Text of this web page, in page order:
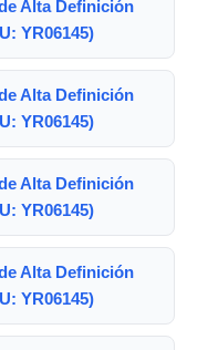
Alta Definición
YR06145)
Alta Definición
YR06145)
Alta Definición
YR06145)
Alta Definición
YR06145)